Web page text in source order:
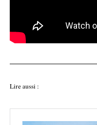
Lire aussi :